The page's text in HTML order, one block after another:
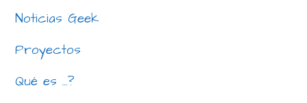
Noticias Geek
Proyectos
Qué es …?